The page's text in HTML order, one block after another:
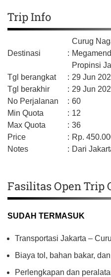
Trip Info
Destinasi :
Curug
Propinsi
Tgl berangkat
: 29 Jun
Tgl berakhir
: 29 Jun
No Perjalanan
: 60
Min Quota
: 12
Max Quota
: 36
Price
: Rp.
Notes
: Dari
Fasilitas Open Trip
SUDAH TERMASUK
Transportasi Jakarta –
Biaya tol, bahan bakar,
Perlengkapan dan